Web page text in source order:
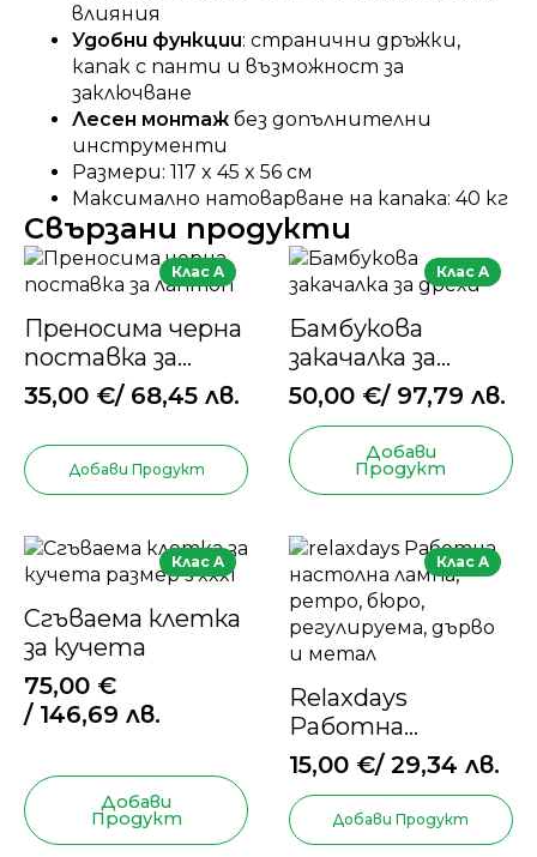
влияния
Удобни функции: странични дръжки,
капак с панти и възможност за
заключване
Лесен монтаж без допълнителни
инструменти
Размери: 117 x 45 x 56 см
Максимално натоварване на капака: 40 кг
Свързани продукти
Клас A
Преносима черна
поставка за
лаптоп
35,00 €/ 68,45 лв.
Добави Продукт
Клас A
Бамбукова
закачалка за
дрехи
50,00 €/ 97,79 лв.
Добави
Продукт
Клас A
Сгъваема клетка
за кучета
75,00 €
/ 146,69 лв.
Добави
Продукт
Клас A
Relaxdays
Работна
настолна лампа,
ретро, бюро,
регулируема,
дърво и метал
15,00 €/ 29,34 лв.
Добави Продукт